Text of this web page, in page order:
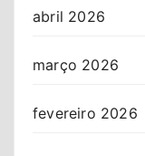
abril 2026
março 2026
fevereiro 2026